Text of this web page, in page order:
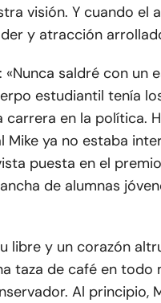
visión. Y cuando el
y atracción
saldré con un
estudiantil tenía
en la política.
ya no estaba
puesta en el
de alumnas
libre y un corazón
taza de café en todo
Al principio,